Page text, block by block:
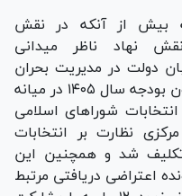
بیش از آنکه در نقش
نهاد ناظر میدانی
دولت در مدیریت بحران
عمل کرده است. در این راستا، قانون بودجه سال ۱۴۰۵ در میانه
شوراهای اسلامی
نظارت بر انتخابات
تکلیف شد و همچنین این
میانه جنگ تعداد ۱۲۰۰ پرونده اعتراضی دریافتی مرتبط